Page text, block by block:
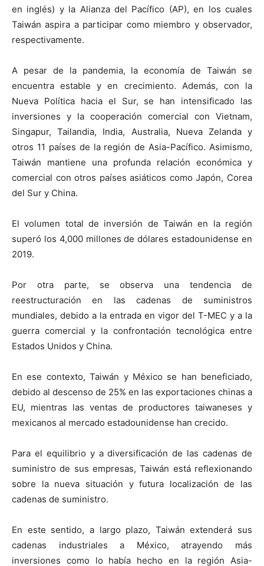
en inglés) y la Alianza del Pacífico (AP), en los cuales
Taiwán aspira a participar como miembro y observador,
respectivamente.
A pesar de la pandemia, la economía de Taiwán se
encuentra estable y en crecimiento. Además, con la
Nueva Política hacia el Sur, se han intensificado las
inversiones y la cooperación comercial con Vietnam,
Singapur, Tailandia, India, Australia, Nueva Zelanda y
otros 11 países de la región de Asia-Pacífico. Asimismo,
Taiwán mantiene una profunda relación económica y
comercial con otros países asiáticos como Japón, Corea
del Sur y China.
El volumen total de inversión de Taiwán en la región
superó los 4,000 millones de dólares estadounidense en
2019.
Por otra parte, se observa una tendencia de
reestructuración en las cadenas de suministros
mundiales, debido a la entrada en vigor del T-MEC y a la
guerra comercial y la confrontación tecnológica entre
Estados Unidos y China.
En ese contexto, Taiwán y México se han beneficiado,
debido al descenso de 25% en las exportaciones chinas a
EU, mientras las ventas de productores taiwaneses y
mexicanos al mercado estadounidense han crecido.
Para el equilibrio y a diversificación de las cadenas de
suministro de sus empresas, Taiwán está reflexionando
sobre la nueva situación y futura localización de las
cadenas de suministro.
En este sentido, a largo plazo, Taiwán extenderá sus
cadenas industriales a México, atrayendo más
inversiones como lo había hecho en la región Asia-